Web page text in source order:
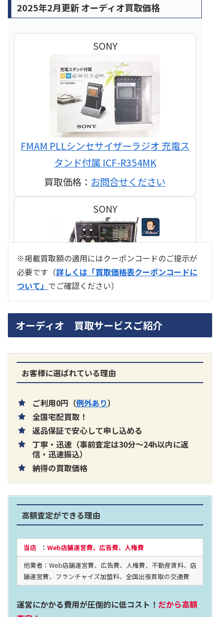
2025年2月更新 オーディオ買取価格
SONY
FMAM PLLシンセサイザーラジオ 充電ス
タンド付属 ICF-R354MK
買取価格： お問合せください
SONY
買取価格：お問合せください
SONY
片耳巻き取りイヤホン内蔵ラジオ SRF-
2024年12月更新 オーディオ買取価格
LUXKIT
※掲載買取額の適用にはクーポンコードのご提示が
必要です（詳しくは「買取価格表クーポンコードに
ついて」 でご確認ください）
オーディオ 買取サービスご紹介
お客様に選ばれている理由
ご利用0円（例外あり）
全国宅配買取！
返品保証で安心して申し込める
丁寧・迅速（事前査定は30分～24h以内に返
信・迅速振込）
納得の買取価格
高額査定ができる理由
当店： Web店舗運営費、広告費、人権費
他業者：Web店舗運営費、広告費、人権費、不動産賃料、店
舗運営費、フランチャイズ加盟料、全国出張買取の交通費
運営にかかる費用が圧倒的に低コスト！ だから高額